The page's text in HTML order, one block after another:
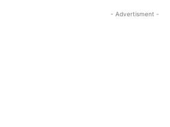
- Advertisment -